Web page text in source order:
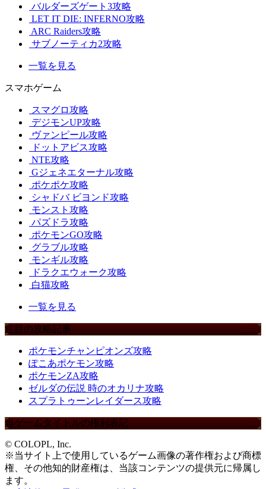
バルダーズゲート3攻略
LET IT DIE: INFERNO攻略
ARC Raiders攻略
サブノーティカ2攻略
一覧を見る
スマホゲーム
スマグロ攻略
デジモンUP攻略
ヴァンピール攻略
ドットアビス攻略
NTE攻略
Gジェネエターナル攻略
ポケポケ攻略
シャドバ ビヨンド攻略
モンスト攻略
パズドラ攻略
ポケモンGO攻略
グラブル攻略
モンギル攻略
ドラクエウォーク攻略
白猫攻略
一覧を見る
注目の攻略記事
ポケモンチャンピオンズ攻略
ぽこあポケモン攻略
ポケモンZA攻略
ゼルダの伝説 時のオカリナ攻略
スプラトゥーンレイダース攻略
当ゲームタイトルの権利表記
© COLOPL, Inc.
※当サイト上で使用しているゲーム画像の著作権および商標
権、その他知的財産権は、当該コンテンツの提供元に帰属し
ます。